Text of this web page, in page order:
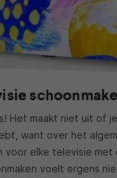
Het maakt niet uit of
want over het
voor elke televisie met
voelt ergens